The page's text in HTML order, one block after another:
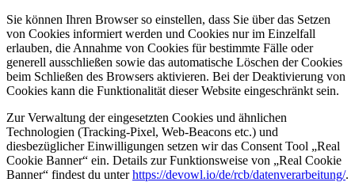
Sie können Ihren Browser so einstellen, dass Sie über das Setzen
von Cookies informiert werden und Cookies nur im Einzelfall
erlauben, die Annahme von Cookies für bestimmte Fälle oder
generell ausschließen sowie das automatische Löschen der Cookies
beim Schließen des Browsers aktivieren. Bei der Deaktivierung von
Cookies kann die Funktionalität dieser Website eingeschränkt sein.
Zur Verwaltung der eingesetzten Cookies und ähnlichen
Technologien (Tracking-Pixel, Web-Beacons etc.) und
diesbezüglicher Einwilligungen setzen wir das Consent Tool „Real
Cookie Banner“ ein. Details zur Funktionsweise von „Real Cookie
Banner“ findest du unterhttps://devowl.io/de/rcb/datenverarbeitung/.